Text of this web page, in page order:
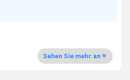
Sehen Sie mehr an